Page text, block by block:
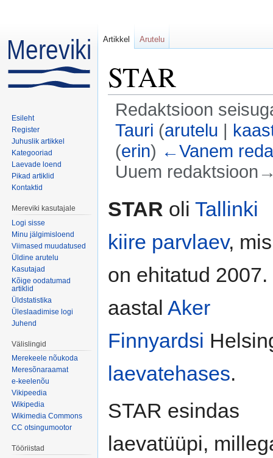
STAR
Redaktsioon
Tauri (arutelu |
(erin) ←Vanem
Uuem
STAR oli Tallinki
kiire parvlaev, mis
on ehitatud 2007.
aastal Aker
Finnyardsi
laevatehases.
STAR esindas
laevatüüpi,
Artikkel Arutelu
Esileht
Register
Juhuslik artikkel
Kategooriad
Laevade loend
Pikad artiklid
Kontaktid
Mereviki kasutajale
Logi sisse
Minu jälgimisloend
Viimased muudatused
Üldine arutelu
Kasutajad
Kõige oodatumad
artiklid
Üldstatistika
Üleslaadimise logi
Juhend
Välislingid
Merekeele nõukoda
Meresõnaraamat
e-keelenõu
Vikipeedia
Wikipedia
Wikimedia Commons
CC otsingumootor
Tööriistad